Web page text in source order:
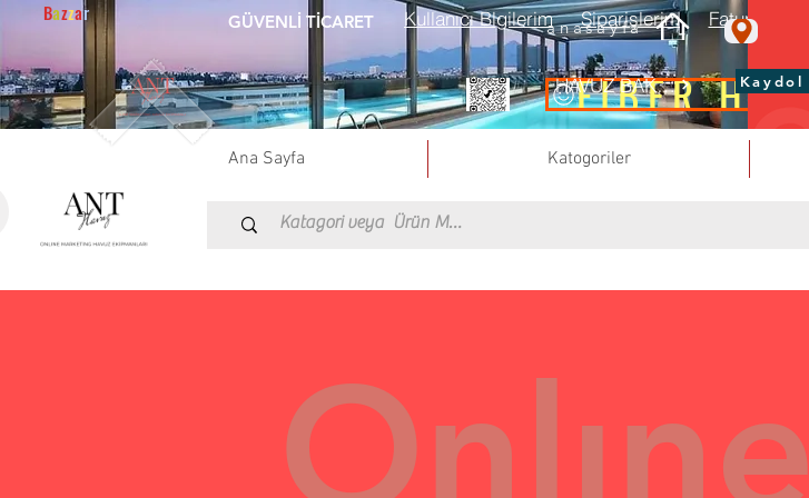
Bazzar GÜVENLİ TİCARET Kullanıcı Blgilerim Siparişlerim Faturalarım
FİBER
anasayfa
HAVUZ BAKIMI RANDEVU AL Kaydol
Ana Sayfa Katogoriler